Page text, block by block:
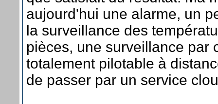
aujourd'hui une alarme, un
la surveillance des
pièces, une surveillance par
totalement pilotable à
de passer par un service